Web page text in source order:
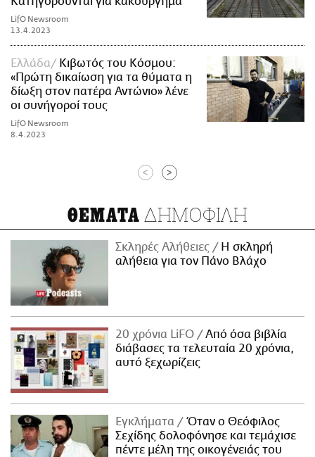
LifO Newsroom
13.4.2023
Ελλάδα
Κιβωτός του Κόσμου:
«Πρώτη δικαίωση για τα θύματα η
δίωξη στον πατέρα Αντώνιο» λένε
οι συνήγοροί τους
LifO Newsroom
8.4.2023
< >
ΘΕΜΑΤΑ ΔΗΜΟΦΙΛΗ
Σκληρές Αλήθειες
H σκληρή
αλήθεια για τον Πάνο Βλάχο
20 χρόνια LiFO
Από όσα βιβλία
διάβασες τα τελευταία 20 χρόνια,
αυτό ξεχωρίζεις
Εγκλήματα
Όταν ο Θεόφιλος
Σεχίδης δολοφόνησε και τεμάχισε
πέντε μέλη της οικογένειάς του